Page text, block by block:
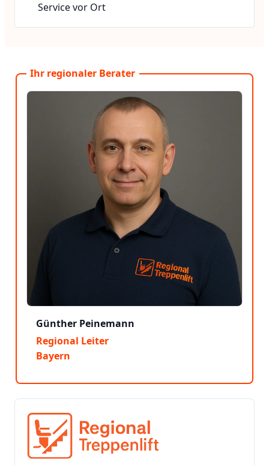
Service vor Ort
Ihr regionaler Berater
Günther Peinemann
Regional Leiter
Bayern